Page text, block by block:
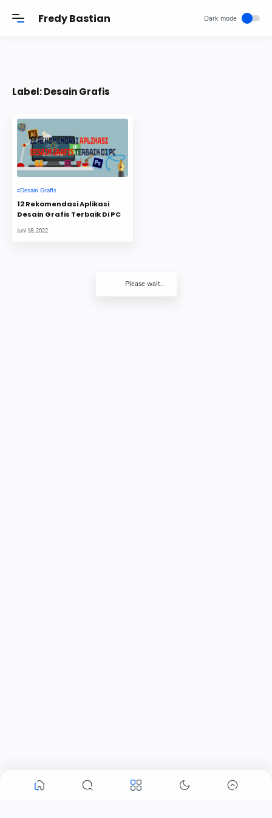
Fredy Bastian
Label:Desain Grafis
Desain Grafis
12 Rekomendasi Aplikasi
Desain Grafis Terbaik Di PC
Juni 18, 2022
Please wait...